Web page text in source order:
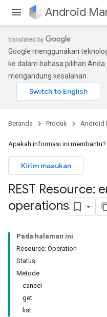
Google menggunakan
ke dalam bahasa pilihan
mengandung kesalahan.
Beranda Produk Android
Apakah informasi ini membantu?
Kirim masukan
REST Resource:
operations
Pada halaman ini
Resource: Operation
Status
Metode
cancel
get
list